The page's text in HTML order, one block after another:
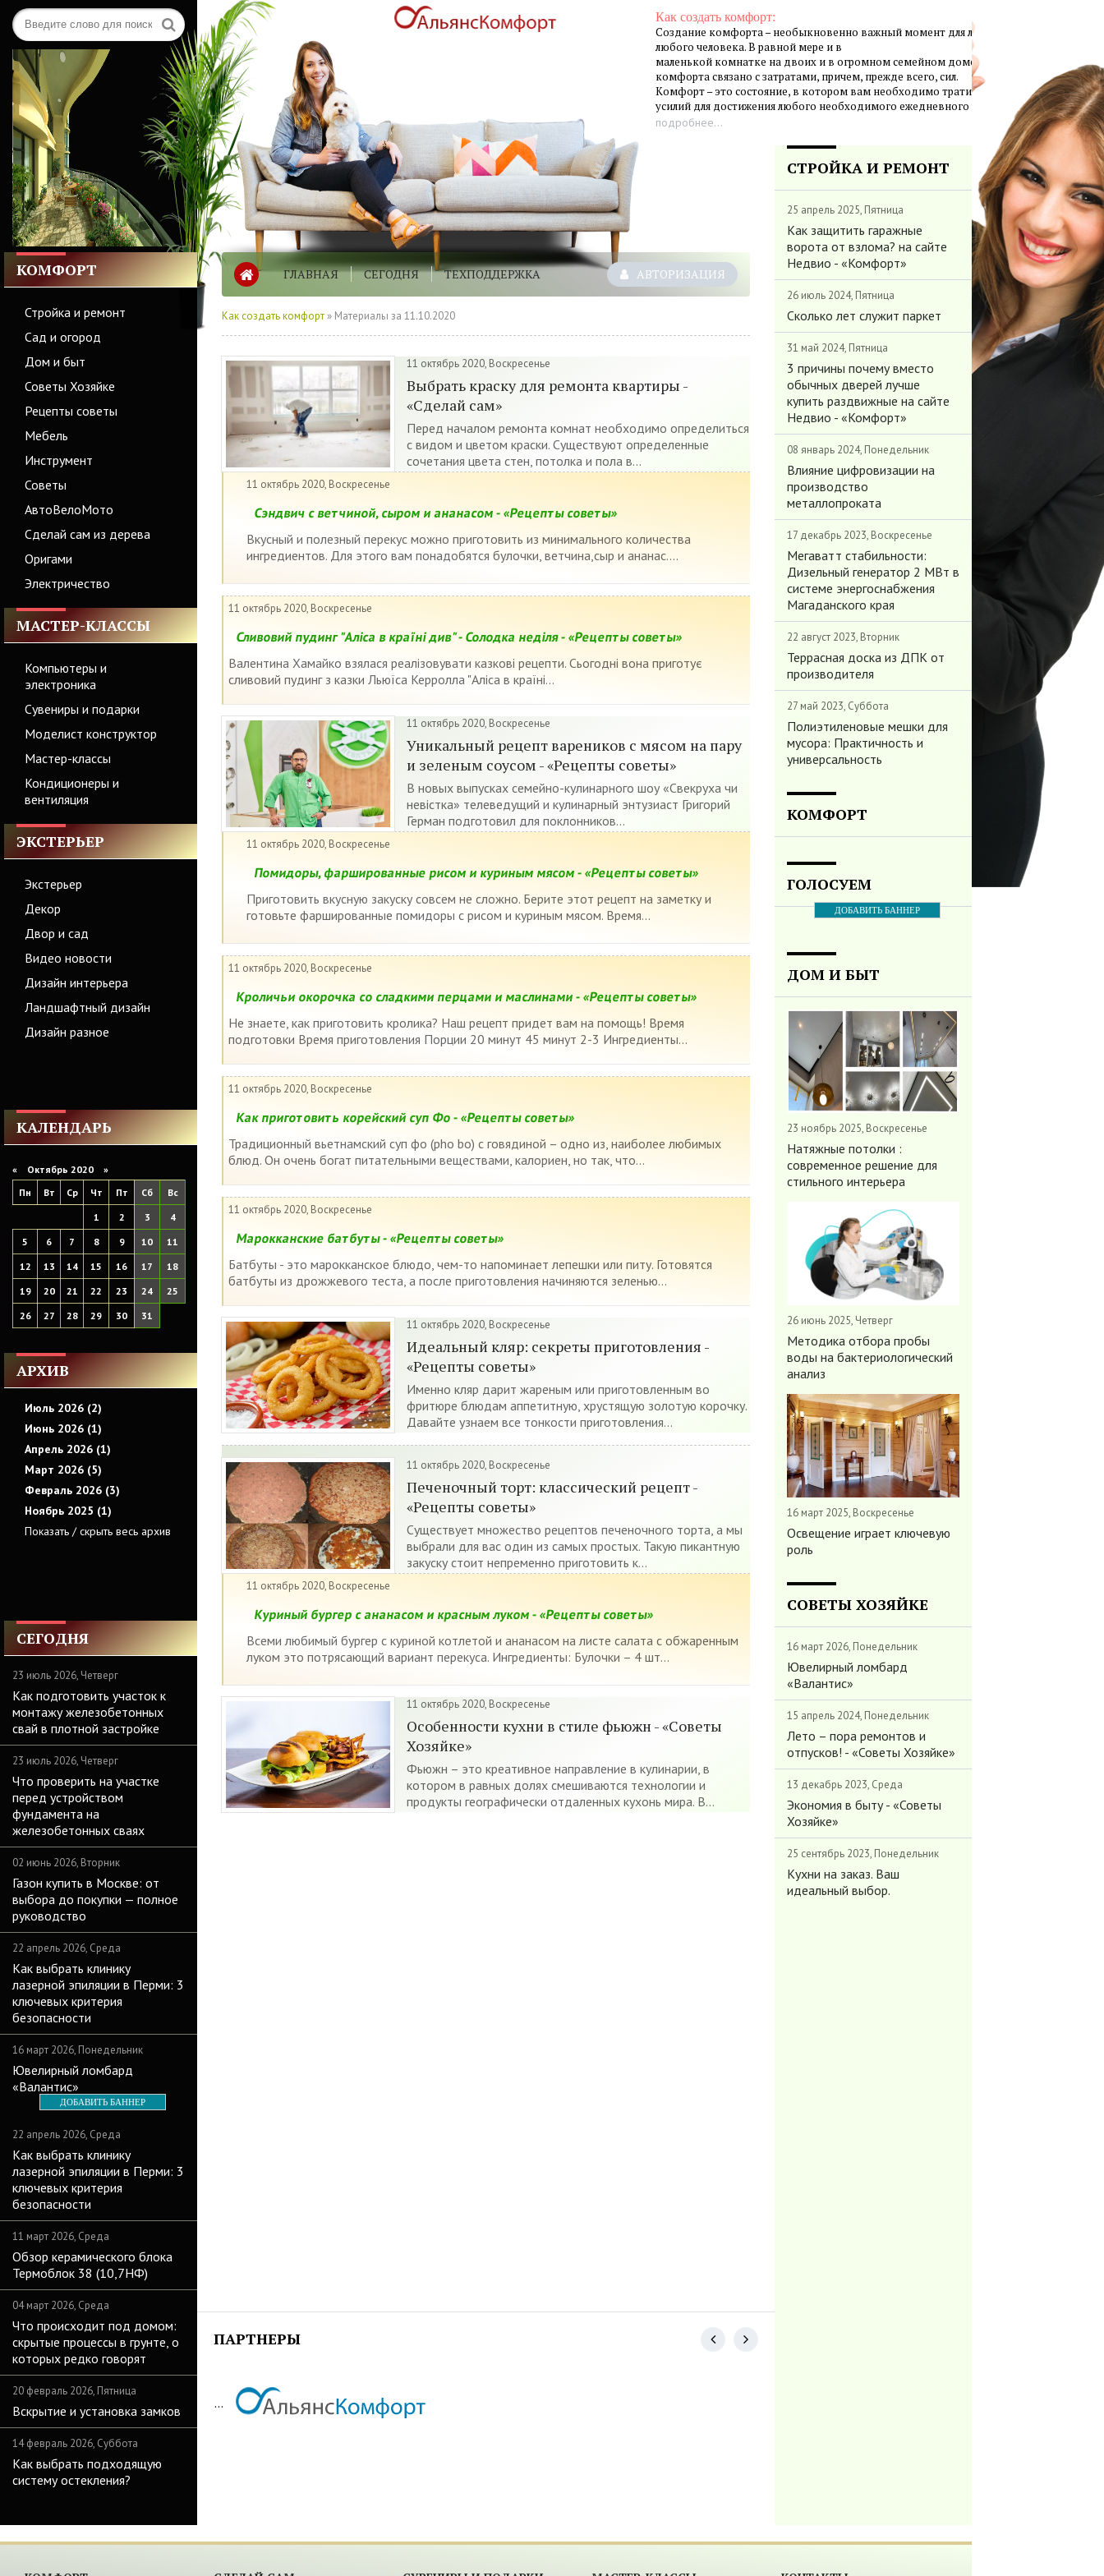
Как создать комфорт:
Создание комфорта – необыкновенно важный момент для личной жизни
любого человека. В равной мере и в
маленькой комнатке на двоих и в огромном семейном доме создание
комфорта связано с затратами, причем, прежде всего, сил.
Комфорт – это состояние, в котором вам необходимо тратить минимум
усилий для достижения любого необходимого ежедневного результата.
подробнее...
КОМФОРТ
Стройка и ремонт
Сад и огород
Дом и быт
Советы Хозяйке
Рецепты советы
Мебель
Инструмент
Советы
АвтоВелоМото
Сделай сам из дерева
Оригами
Электричество
МАСТЕР-КЛАССЫ
Компьютеры и
электроника
Сувениры и подарки
Моделист конструктор
Мастер-классы
Кондиционеры и
вентиляция
ЭКСТЕРЬЕР
Экстерьер
Декор
Двор и сад
Видео новости
Дизайн интерьера
Ландшафтный дизайн
Дизайн разное
КАЛЕНДАРЬ
« Октябрь 2020 »
Пн
Вт Ср Чт Пт Сб
Вс
1
2 3
4
5
6 7 8 9 10
11
12
13 14 15 16 17
18
19
20 21 22 23 24
25
26
27 28 29 30 31
АРХИВ
Июль 2026 (2)
Июнь 2026 (1)
Апрель 2026 (1)
Март 2026 (5)
Февраль 2026 (3)
Ноябрь 2025 (1)
Показать / скрыть весь архив
СЕГОДНЯ
23 июль 2026, Четверг
Как подготовить участок к
монтажу железобетонных
свай в плотной застройке
23 июль 2026, Четверг
Что проверить на участке
перед устройством
фундамента на
железобетонных сваях
02 июнь 2026, Вторник
Газон купить в Москве: от
выбора до покупки — полное
руководство
22 апрель 2026, Среда
Как выбрать клинику
лазерной эпиляции в Перми: 3
ключевых критерия
безопасности
16 март 2026, Понедельник
Ювелирный ломбард
«Валантис»
ДОБАВИТЬ БАННЕР
22 апрель 2026, Среда
Как выбрать клинику
лазерной эпиляции в Перми: 3
ключевых критерия
безопасности
11 март 2026, Среда
Обзор керамического блока
Термоблок 38 (10,7НФ)
04 март 2026, Среда
Что происходит под домом:
скрытые процессы в грунте, о
которых редко говорят
20 февраль 2026, Пятница
Вскрытие и установка замков
14 февраль 2026, Суббота
Как выбрать подходящую
систему остекления?
ГЛАВНАЯ СЕГОДНЯ ТЕХПОДДЕРЖКА АВТОРИЗАЦИЯ
Как создать комфорт » Материалы за 11.10.2020
11 октябрь 2020, Воскресенье
Выбрать краску для ремонта квартиры -
«Сделай сам»
Перед началом ремонта комнат необходимо определиться
с видом и цветом краски. Существуют определенные
сочетания цвета стен, потолка и пола в...
11 октябрь 2020, Воскресенье
Сэндвич с ветчиной, сыром и ананасом - «Рецепты советы»
Вкусный и полезный перекус можно приготовить из минимального количества
ингредиентов. Для этого вам понадобятся булочки, ветчина,сыр и ананас....
11 октябрь 2020, Воскресенье
Сливовий пудинг "Аліса в країні див" - Солодка неділя - «Рецепты советы»
Валентина Хамайко взялася реалізовувати казкові рецепти. Сьогодні вона приготує
сливовий пудинг з казки Льюїса Керролла "Аліса в країні...
11 октябрь 2020, Воскресенье
Уникальный рецепт вареников с мясом на пару
и зеленым соусом - «Рецепты советы»
В новых выпусках семейно-кулинарного шоу «Свекруха чи
невістка» телеведущий и кулинарный энтузиаст Григорий
Герман подготовил для поклонников...
11 октябрь 2020, Воскресенье
Помидоры, фаршированные рисом и куриным мясом - «Рецепты советы»
Приготовить вкусную закуску совсем не сложно. Берите этот рецепт на заметку и
готовьте фаршированные помидоры с рисом и куриным мясом. Время...
11 октябрь 2020, Воскресенье
Кроличьи окорочка со сладкими перцами и маслинами - «Рецепты советы»
Не знаете, как приготовить кролика? Наш рецепт придет вам на помощь! Время
подготовки Время приготовления Порции 20 минут 45 минут 2-3 Ингредиенты...
11 октябрь 2020, Воскресенье
Как приготовить корейский суп Фо - «Рецепты советы»
Традиционный вьетнамский суп фо (pho bo) с говядиной – одно из, наиболее любимых
блюд. Он очень богат питательными веществами, калориен, но так, что...
11 октябрь 2020, Воскресенье
Марокканские батбуты - «Рецепты советы»
Батбуты - это марокканское блюдо, чем-то напоминает лепешки или питу. Готовятся
батбуты из дрожжевого теста, а после приготовления начиняются зеленью...
11 октябрь 2020, Воскресенье
Идеальный кляр: секреты приготовления -
«Рецепты советы»
Именно кляр дарит жареным или приготовленным во
фритюре блюдам аппетитную, хрустящую золотую корочку.
Давайте узнаем все тонкости приготовления...
11 октябрь 2020, Воскресенье
Печеночный торт: классический рецепт -
«Рецепты советы»
Существует множество рецептов печеночного торта, а мы
выбрали для вас один из самых простых. Такую пикантную
закуску стоит непременно приготовить к...
11 октябрь 2020, Воскресенье
Куриный бургер с ананасом и красным луком - «Рецепты советы»
Всеми любимый бургер с куриной котлетой и ананасом на листе салата с обжаренным
луком это потрясающий вариант перекуса. Ингредиенты: Булочки – 4 шт...
11 октябрь 2020, Воскресенье
Особенности кухни в стиле фьюжн - «Советы
Хозяйке»
Фьюжн – это креативное направление в кулинарии, в
котором в равных долях смешиваются технологии и
продукты географически отдаленных кухонь мира. В...
ПАРТНЕРЫ
...
СТРОЙКА И РЕМОНТ
25 апрель 2025, Пятница
Как защитить гаражные
ворота от взлома? на сайте
Недвио - «Комфорт»
26 июль 2024, Пятница
Сколько лет служит паркет
31 май 2024, Пятница
3 причины почему вместо
обычных дверей лучше
купить раздвижные на сайте
Недвио - «Комфорт»
08 январь 2024, Понедельник
Влияние цифровизации на
производство
металлопроката
17 декабрь 2023, Воскресенье
Мегаватт стабильности:
Дизельный генератор 2 МВт в
системе энергоснабжения
Магаданского края
22 август 2023, Вторник
Террасная доска из ДПК от
производителя
27 май 2023, Суббота
Полиэтиленовые мешки для
мусора: Практичность и
универсальность
КОМФОРТ
ГОЛОСУЕМ
ДОБАВИТЬ БАННЕР
ДОМ И БЫТ
23 ноябрь 2025, Воскресенье
Натяжные потолки :
современное решение для
стильного интерьера
26 июнь 2025, Четверг
Методика отбора пробы
воды на бактериологический
анализ
16 март 2025, Воскресенье
Освещение играет ключевую
роль
СОВЕТЫ ХОЗЯЙКЕ
16 март 2026, Понедельник
Ювелирный ломбард
«Валантис»
15 апрель 2024, Понедельник
Лето – пора ремонтов и
отпусков! - «Советы Хозяйке»
13 декабрь 2023, Среда
Экономия в быту - «Советы
Хозяйке»
25 сентябрь 2023, Понедельник
Кухни на заказ. Ваш
идеальный выбор.